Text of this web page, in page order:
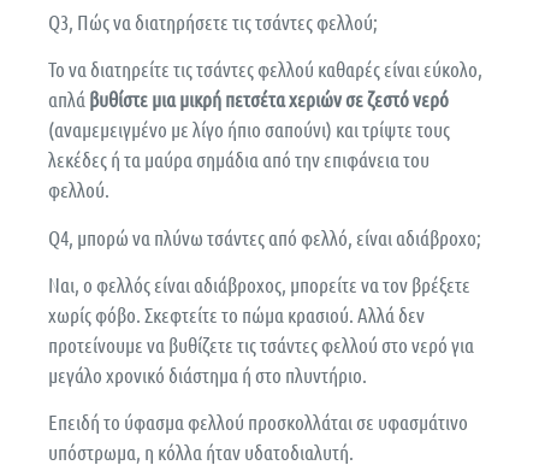
Q3, Πώς να διατηρήσετε τις τσάντες φελλού;
Το να διατηρείτε τις τσάντες φελλού καθαρές είναι εύκολο,
απλά βυθίστε μια μικρή πετσέτα χεριών σε ζεστό νερό
(αναμεμειγμένο με λίγο ήπιο σαπούνι) και τρίψτε τους
λεκέδες ή τα μαύρα σημάδια από την επιφάνεια του
φελλού.
Q4, μπορώ να πλύνω τσάντες από φελλό, είναι αδιάβροχο;
Ναι, ο φελλός είναι αδιάβροχος, μπορείτε να τον βρέξετε
χωρίς φόβο. Σκεφτείτε το πώμα κρασιού. Αλλά δεν
προτείνουμε να βυθίζετε τις τσάντες φελλού στο νερό για
μεγάλο χρονικό διάστημα ή στο πλυντήριο.
Επειδή το ύφασμα φελλού προσκολλάται σε υφασμάτινο
υπόστρωμα, η κόλλα ήταν υδατοδιαλυτή.